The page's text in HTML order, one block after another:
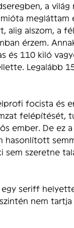
a világ
megláttam
alig alszom, a
érzem.
és 110 kiló
Legalább
focista és
felépítését,
ember. De ez
hasonlított
sem szeretne
egy seriff
nem